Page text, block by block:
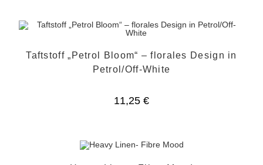
Taftstoff „Petrol Bloom“ – florales Design in
Petrol/Off-White
11,25 €